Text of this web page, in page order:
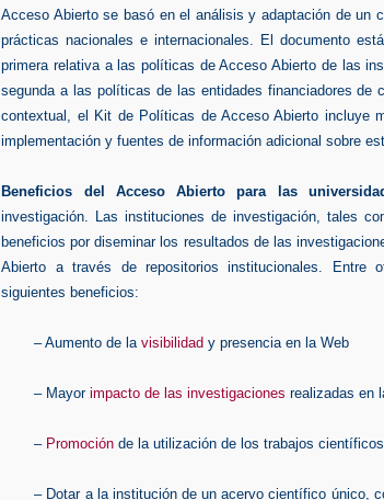
Acceso Abierto se basó en el análisis y adaptación de un
prácticas nacionales e internacionales. El documento
primera relativa a las políticas de Acceso Abierto de las
segunda a las políticas de las entidades financiadores de
contextual, el Kit de Políticas de Acceso Abierto incluye
implementación y fuentes de información adicional sobre
Beneficios del Acceso Abierto para las
investigación. Las instituciones de investigación, tales
beneficios por diseminar los resultados de las
Abierto a través de repositorios institucionales. Entre
siguientes beneficios:
– Aumento de lavisibilidad y presencia en la Web
– Mayorimpacto de las investigaciones realizadas en
– Promoción de la utilización de los trabajos
– Dotar a la institución de un acervo científico único,